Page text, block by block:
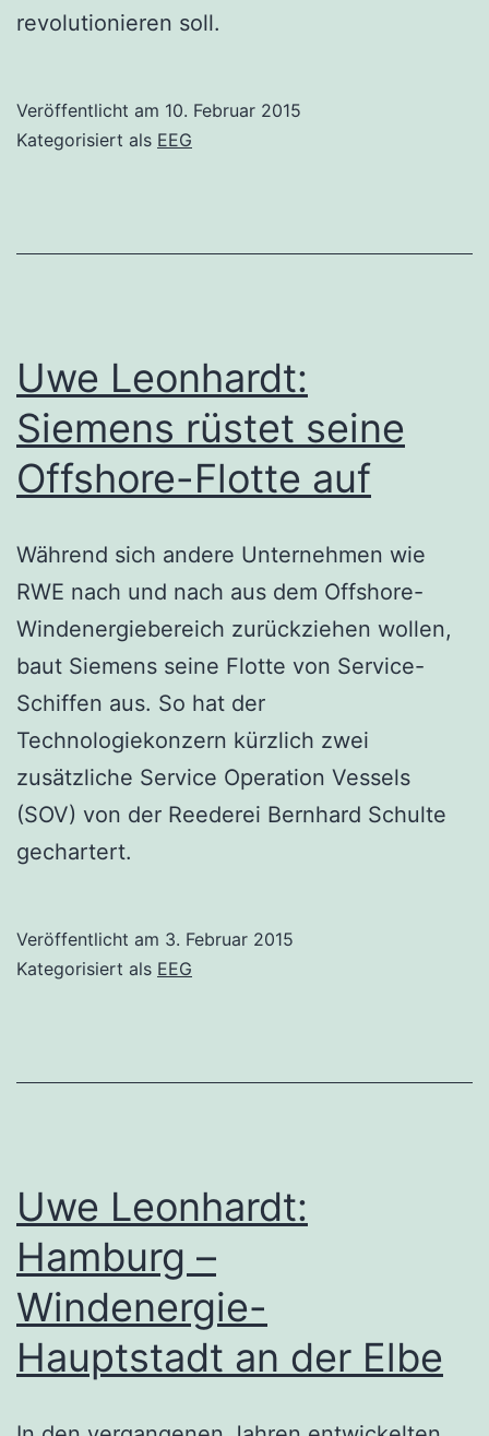
revolutionieren soll.
Veröffentlicht am 10. Februar 2015
Kategorisiert als EEG
Uwe Leonhardt:
Siemens rüstet seine
Offshore-Flotte auf
Während sich andere Unternehmen wie
RWE nach und nach aus dem Offshore-
Windenergiebereich zurückziehen wollen,
baut Siemens seine Flotte von Service-
Schiffen aus. So hat der
Technologiekonzern kürzlich zwei
zusätzliche Service Operation Vessels
(SOV) von der Reederei Bernhard Schulte
gechartert.
Veröffentlicht am 3. Februar 2015
Kategorisiert als EEG
Uwe Leonhardt:
Hamburg –
Windenergie-
Hauptstadt an der Elbe